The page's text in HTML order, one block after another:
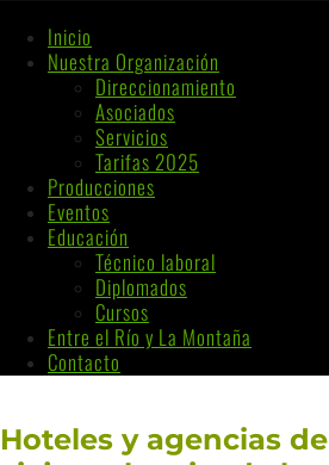
Inicio
Nuestra Organización
Direccionamiento
Asociados
Servicios
Tarifas 2025
Producciones
Eventos
Educación
Técnico laboral
Diplomados
Cursos
Entre el Río y La Montaña
Contacto
Hoteles y agencias de